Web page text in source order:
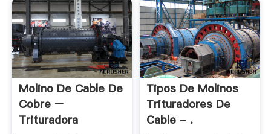
Molino De Cable De
Cobre –
Trituradora
Tipos De Molinos
Trituradores De
Cable - .